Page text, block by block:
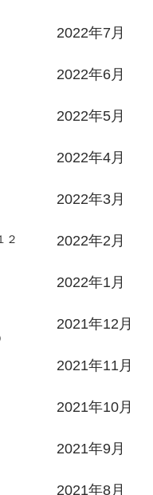
２
2022年7月
2022年6月
2022年5月
2022年4月
2022年3月
2022年2月
2022年1月
2021年12月
2021年11月
2021年10月
2021年9月
2021年8月